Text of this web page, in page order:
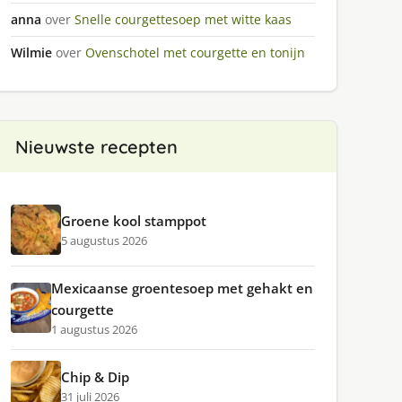
anna over Snelle courgettesoep met witte kaas
Wilmie over Ovenschotel met courgette en tonijn
Nieuwste recepten
Groene kool stamppot
5 augustus 2026
Mexicaanse groentesoep met gehakt en
courgette
1 augustus 2026
Chip & Dip
31 juli 2026